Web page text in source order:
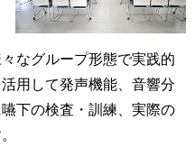
なグループ形態で実践的
用して発声機能、音響分
下の検査・訓練、実際の